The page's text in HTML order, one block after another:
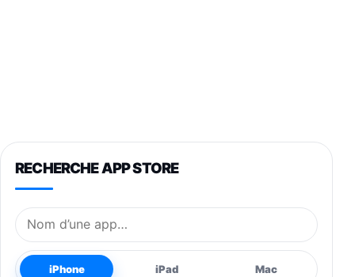
RECHERCHE APP STORE
Nom de l’application
iPhone iPad Mac